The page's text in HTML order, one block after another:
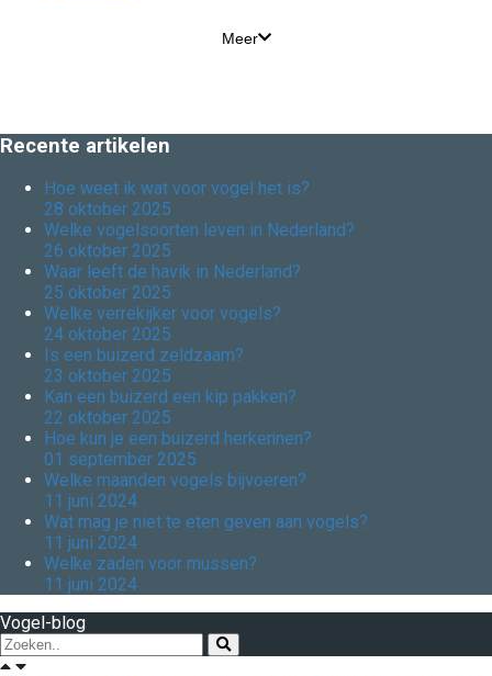
Meer
Recente artikelen
Hoe weet ik wat voor vogel het is?
28 oktober 2025
Welke vogelsoorten leven in Nederland?
26 oktober 2025
Waar leeft de havik in Nederland?
25 oktober 2025
Welke verrekijker voor vogels?
24 oktober 2025
Is een buizerd zeldzaam?
23 oktober 2025
Kan een buizerd een kip pakken?
22 oktober 2025
Hoe kun je een buizerd herkennen?
01 september 2025
Welke maanden vogels bijvoeren?
11 juni 2024
Wat mag je niet te eten geven aan vogels?
11 juni 2024
Welke zaden voor mussen?
11 juni 2024
Vogel-blog